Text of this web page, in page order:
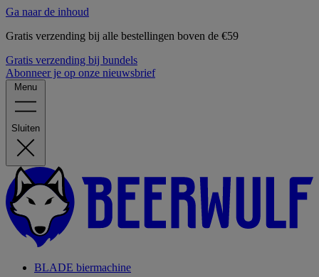
Ga naar de inhoud
Gratis verzending bij alle bestellingen boven de €59
Gratis verzending bij bundels
Abonneer je op onze nieuwsbrief
Menu
Sluiten
BLADE biermachine